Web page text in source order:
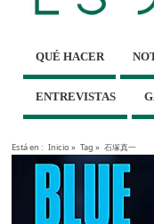
QUÉ HACER
ENTREVISTAS
Está en : Inicio» Tag » 石塚真一